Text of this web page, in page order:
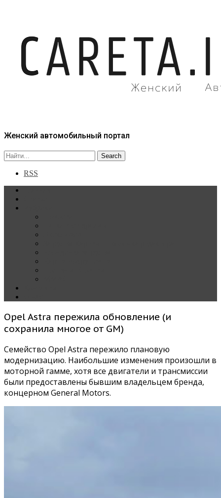
Женский автомобильный портал
RSS
Opel Astra пережила обновление (и
сохранила многое от GM)
Семейство Opel Astra пережило плановую
модернизацию. Наибольшие изменения произошли в
моторной гамме, хотя все двигатели и трансмиссии
были предоставлены бывшим владельцем бренда,
концерном General Motors.